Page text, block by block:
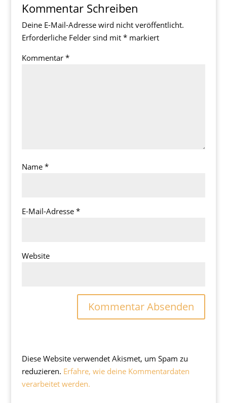
Kommentar Schreiben
Deine E-Mail-Adresse wird nicht veröffentlicht.
Erforderliche Felder sind mit *markiert
Kommentar *
Name *
E-Mail-Adresse *
Website
Diese Website verwendet Akismet, um Spam zu
reduzieren. Erfahre, wie deine Kommentardaten
verarbeitet werden.